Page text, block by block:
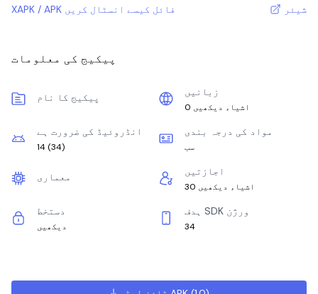
XAPK / APK فائل کیسے انسٹال کریں شیئر
پیکیج کی معلومات
پیکیج کا نام زبانیں
0 اشیاء دیکھیں
انڈروئیڈ کی ضرورت ہے
14 (34)
مواد کی درجہ بندی
سب
معماری اجازتیں
30 اشیاء دیکھیں
دستخط
دیکھیں
ہدف SDK ورژن
34